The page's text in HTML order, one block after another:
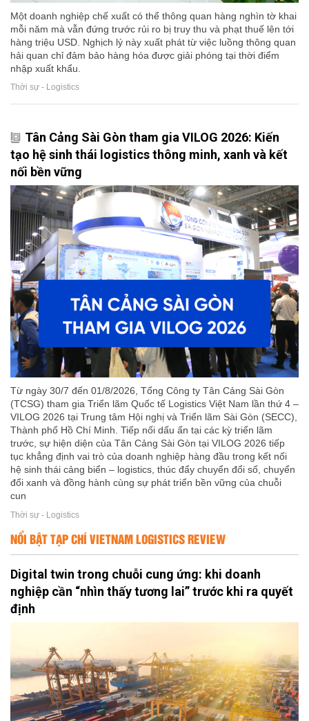
Một doanh nghiệp chế xuất có thể thông quan hàng nghìn tờ khai
mỗi năm mà vẫn đứng trước rủi ro bị truy thu và phạt thuế lên tới
hàng triệu USD. Nghịch lý này xuất phát từ việc luồng thông quan
hải quan chỉ đảm bảo hàng hóa được giải phóng tại thời điểm
nhập xuất khẩu.
Thời sự - Logistics
Tân Cảng Sài Gòn tham gia VILOG 2026: Kiến
tạo hệ sinh thái logistics thông minh, xanh và kết
nối bền vững
Từ ngày 30/7 đến 01/8/2026, Tổng Công ty Tân Cảng Sài Gòn
(TCSG) tham gia Triển lãm Quốc tế Logistics Việt Nam lần thứ 4 –
VILOG 2026 tại Trung tâm Hội nghị và Triển lãm Sài Gòn (SECC),
Thành phố Hồ Chí Minh. Tiếp nối dấu ấn tại các kỳ triển lãm
trước, sự hiện diện của Tân Cảng Sài Gòn tại VILOG 2026 tiếp
tục khẳng định vai trò của doanh nghiệp hàng đầu trong kết nối
hệ sinh thái cảng biển – logistics, thúc đẩy chuyển đổi số, chuyển
đổi xanh và đồng hành cùng sự phát triển bền vững của chuỗi
cun
Thời sự - Logistics
NỔI BẬT TẠP CHÍ VIETNAM LOGISTICS REVIEW
Digital twin trong chuỗi cung ứng: khi doanh
nghiệp cần “nhìn thấy tương lai” trước khi ra quyết
định